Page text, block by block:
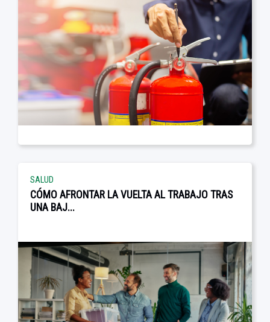
SALUD
CÓMO AFRONTAR LA VUELTA AL TRABAJO TRAS
UNA BAJ...